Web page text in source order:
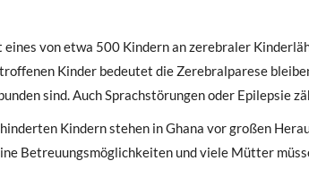
von etwa 500 Kindern an zerebraler
Kinder bedeutet die Zerebralparese
sind. Auch Sprachstörungen oder Epilepsie
Kindern stehen in Ghana vor großen
Betreuungsmöglichkeiten und viele Mütter